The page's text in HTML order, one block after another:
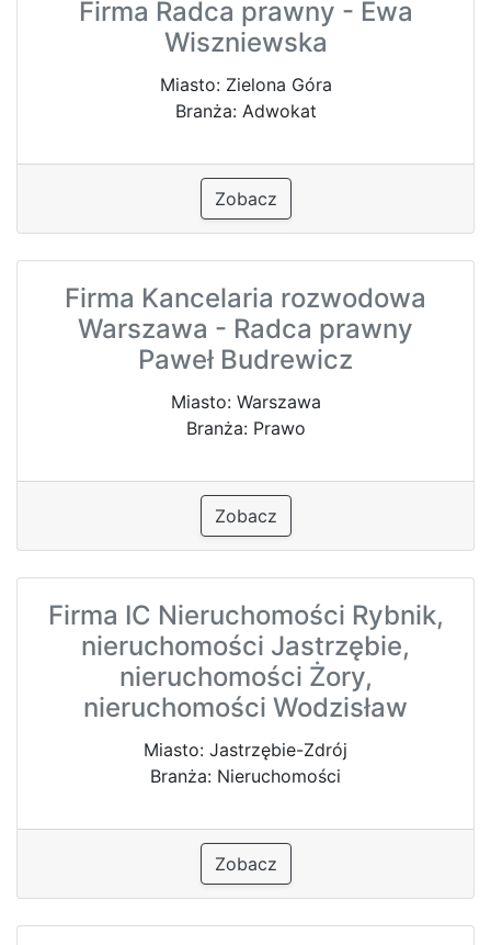
Firma Radca prawny - Ewa
Wiszniewska
Miasto: Zielona Góra
Branża: Adwokat
Zobacz
Firma Kancelaria rozwodowa
Warszawa - Radca prawny
Paweł Budrewicz
Miasto: Warszawa
Branża: Prawo
Zobacz
Firma IC Nieruchomości Rybnik,
nieruchomości Jastrzębie,
nieruchomości Żory,
nieruchomości Wodzisław
Miasto: Jastrzębie-Zdrój
Branża: Nieruchomości
Zobacz